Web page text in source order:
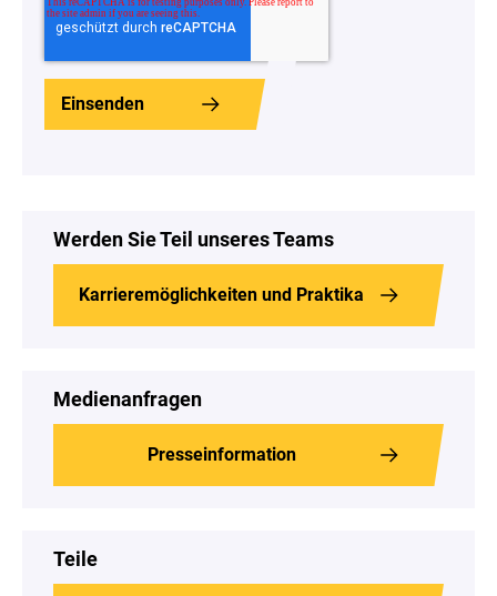
Werden Sie Teil unseres Teams
Karrieremöglichkeiten und Praktika
Medienanfragen
Presseinformation
Teile